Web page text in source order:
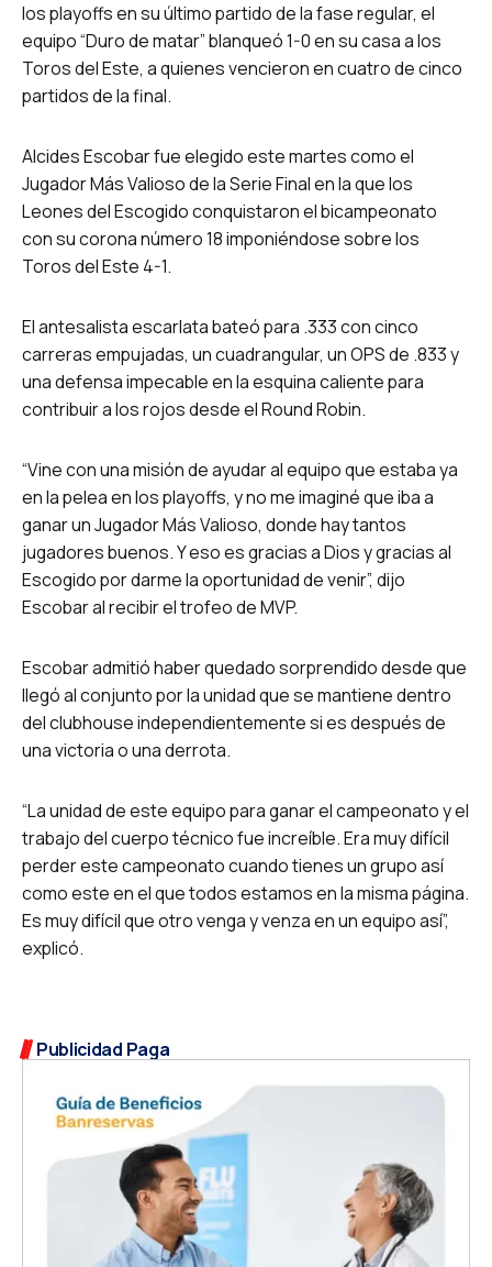
los playoffs en su último partido de la fase regular, el
equipo “Duro de matar” blanqueó 1-0 en su casa a los
Toros del Este, a quienes vencieron en cuatro de cinco
partidos de la final.
Alcides Escobar fue elegido este martes como el
Jugador Más Valioso de la Serie Final en la que los
Leones del Escogido conquistaron el bicampeonato
con su corona número 18 imponiéndose sobre los
Toros del Este 4-1.
El antesalista escarlata bateó para .333 con cinco
carreras empujadas, un cuadrangular, un OPS de .833 y
una defensa impecable en la esquina caliente para
contribuir a los rojos desde el Round Robin.
“Vine con una misión de ayudar al equipo que estaba ya
en la pelea en los playoffs, y no me imaginé que iba a
ganar un Jugador Más Valioso, donde hay tantos
jugadores buenos. Y eso es gracias a Dios y gracias al
Escogido por darme la oportunidad de venir”, dijo
Escobar al recibir el trofeo de MVP.
Escobar admitió haber quedado sorprendido desde que
llegó al conjunto por la unidad que se mantiene dentro
del clubhouse independientemente si es después de
una victoria o una derrota.
“La unidad de este equipo para ganar el campeonato y el
trabajo del cuerpo técnico fue increíble. Era muy difícil
perder este campeonato cuando tienes un grupo así
como este en el que todos estamos en la misma página.
Es muy difícil que otro venga y venza en un equipo así”,
explicó.
Publicidad Paga